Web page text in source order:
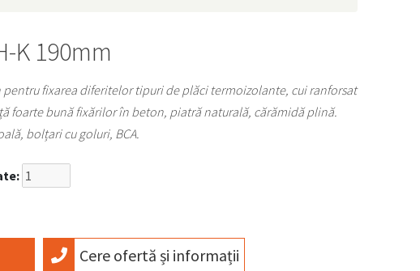
K 190mm
pentru fixarea diferitelor tipuri de plăci termoizolante, cui ranforsat
foarte bună fixărilor în beton, piatră naturală, cărămidă plină.
bolțari cu goluri, BCA.
Cere ofertă și informații